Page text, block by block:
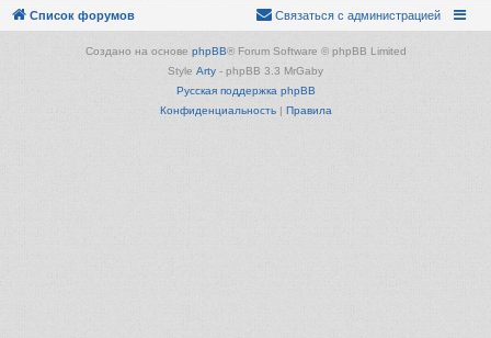
Список форумов Связаться с администрацией
Создано на основе phpBB® Forum Software © phpBB Limited
Style Arty - phpBB 3.3 MrGaby
Русская поддержка phpBB
Конфиденциальность| Правила